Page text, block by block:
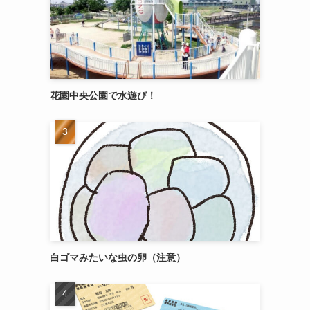
花園中央公園で水遊び！
白ゴマみたいな虫の卵（注意）